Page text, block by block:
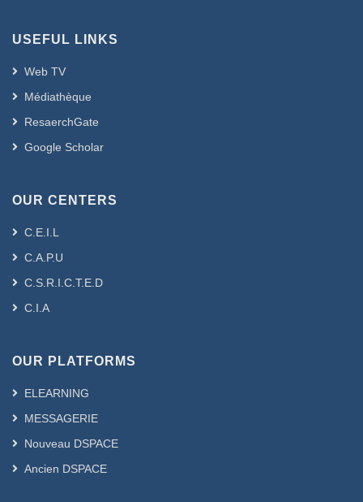
USEFUL LINKS
Web TV
Médiathèque
ResaerchGate
Google Scholar
OUR CENTERS
C.E.I.L
C.A.P.U
C.S.R.I.C.T.E.D
C.I.A
OUR PLATFORMS
ELEARNING
MESSAGERIE
Nouveau DSPACE
Ancien DSPACE